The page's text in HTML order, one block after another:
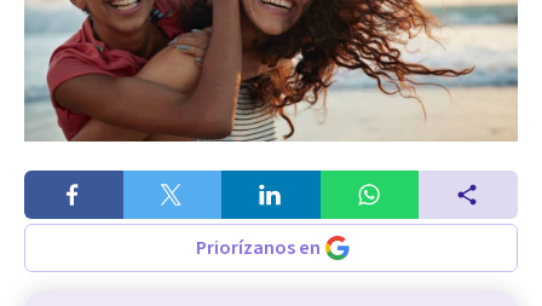
Priorízanos en